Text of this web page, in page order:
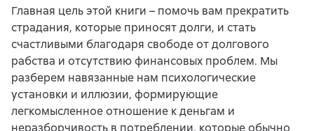
Главная цель этой книги – помочь вам прекратить
страдания, которые приносят долги, и стать
счастливыми благодаря свободе от долгового
рабства и отсутствию финансовых проблем. Мы
разберем навязанные нам психологические
установки и иллюзии, формирующие
легкомысленное отношение к деньгам и
неразборчивость в потреблении, которые обычно